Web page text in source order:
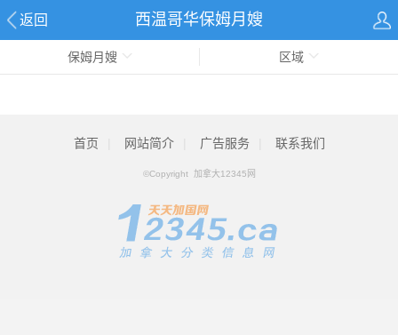
返回 西温哥华保姆月嫂
保姆月嫂 区域
首页 网站简介 广告服务 联系我们
©Copyright 加拿大12345网